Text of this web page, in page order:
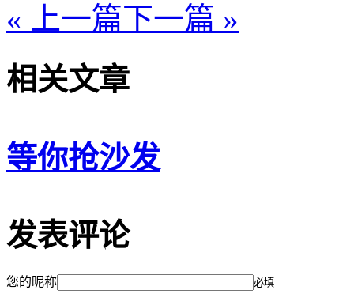
« 上一篇下一篇 »
相关文章
等你抢沙发
发表评论
您的昵称 必填